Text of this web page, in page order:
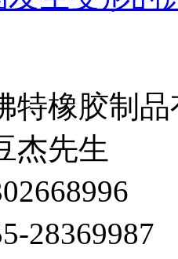
特橡胶制
杰先生
28369987